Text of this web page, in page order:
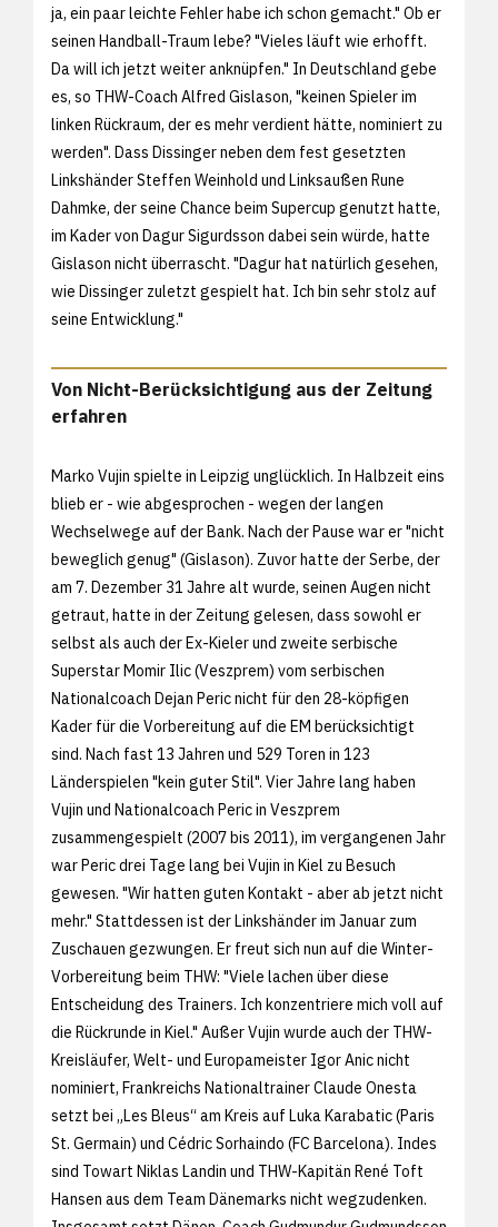
ja, ein paar leichte Fehler habe ich schon gemacht." Ob er
seinen Handball-Traum lebe? "Vieles läuft wie erhofft.
Da will ich jetzt weiter anknüpfen." In Deutschland gebe
es, so THW-Coach Alfred Gislason, "keinen Spieler im
linken Rückraum, der es mehr verdient hätte, nominiert zu
werden". Dass Dissinger neben dem fest gesetzten
Linkshänder Steffen Weinhold und Linksaußen Rune
Dahmke, der seine Chance beim Supercup genutzt hatte,
im Kader von Dagur Sigurdsson dabei sein würde, hatte
Gislason nicht überrascht. "Dagur hat natürlich gesehen,
wie Dissinger zuletzt gespielt hat. Ich bin sehr stolz auf
seine Entwicklung."
Von Nicht-Berücksichtigung aus der Zeitung
erfahren
Marko Vujin spielte in Leipzig unglücklich. In Halbzeit eins
blieb er - wie abgesprochen - wegen der langen
Wechselwege auf der Bank. Nach der Pause war er "nicht
beweglich genug" (Gislason). Zuvor hatte der Serbe, der
am 7. Dezember 31 Jahre alt wurde, seinen Augen nicht
getraut, hatte in der Zeitung gelesen, dass sowohl er
selbst als auch der Ex-Kieler und zweite serbische
Superstar Momir Ilic (Veszprem) vom serbischen
Nationalcoach Dejan Peric nicht für den 28-köpfigen
Kader für die Vorbereitung auf die EM berücksichtigt
sind. Nach fast 13 Jahren und 529 Toren in 123
Länderspielen "kein guter Stil". Vier Jahre lang haben
Vujin und Nationalcoach Peric in Veszprem
zusammengespielt (2007 bis 2011), im vergangenen Jahr
war Peric drei Tage lang bei Vujin in Kiel zu Besuch
gewesen. "Wir hatten guten Kontakt - aber ab jetzt nicht
mehr." Stattdessen ist der Linkshänder im Januar zum
Zuschauen gezwungen. Er freut sich nun auf die Winter-
Vorbereitung beim THW: "Viele lachen über diese
Entscheidung des Trainers. Ich konzentriere mich voll auf
die Rückrunde in Kiel." Außer Vujin wurde auch der THW-
Kreisläufer, Welt- und Europameister Igor Anic nicht
nominiert, Frankreichs Nationaltrainer Claude Onesta
setzt bei „Les Bleus“ am Kreis auf Luka Karabatic (Paris
St. Germain) und Cédric Sorhaindo (FC Barcelona). Indes
sind Towart Niklas Landin und THW-Kapitän René Toft
Hansen aus dem Team Dänemarks nicht wegzudenken.